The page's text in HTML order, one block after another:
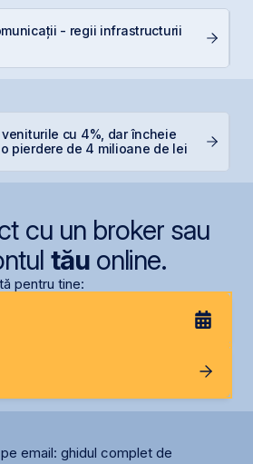
- regii infrastructurii
cu 4%, dar încheie
pierdere de 4 milioane de lei
cu un broker sau
tăuonline.
pentru tine:
email: ghidul complet de